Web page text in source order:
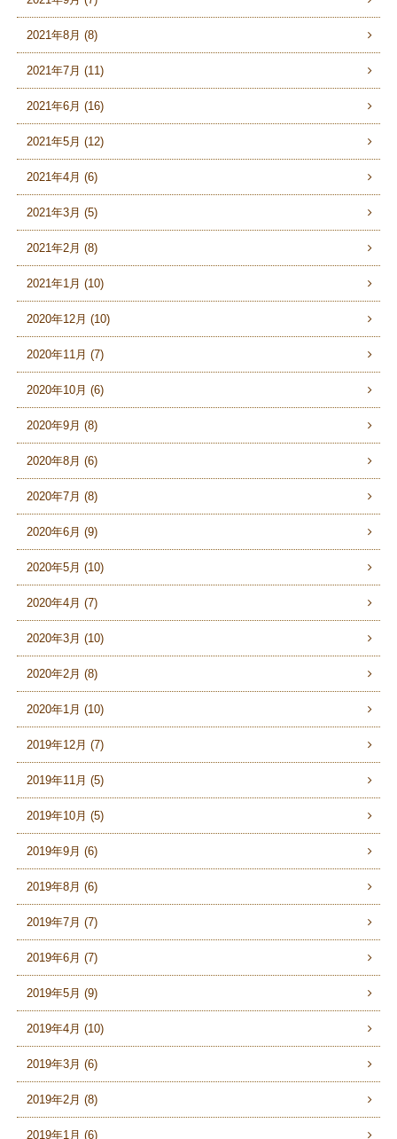
2021年8月 (8)
2021年7月 (11)
2021年6月 (16)
2021年5月 (12)
2021年4月 (6)
2021年3月 (5)
2021年2月 (8)
2021年1月 (10)
2020年12月 (10)
2020年11月 (7)
2020年10月 (6)
2020年9月 (8)
2020年8月 (6)
2020年7月 (8)
2020年6月 (9)
2020年5月 (10)
2020年4月 (7)
2020年3月 (10)
2020年2月 (8)
2020年1月 (10)
2019年12月 (7)
2019年11月 (5)
2019年10月 (5)
2019年9月 (6)
2019年8月 (6)
2019年7月 (7)
2019年6月 (7)
2019年5月 (9)
2019年4月 (10)
2019年3月 (6)
2019年2月 (8)
2019年1月 (6)